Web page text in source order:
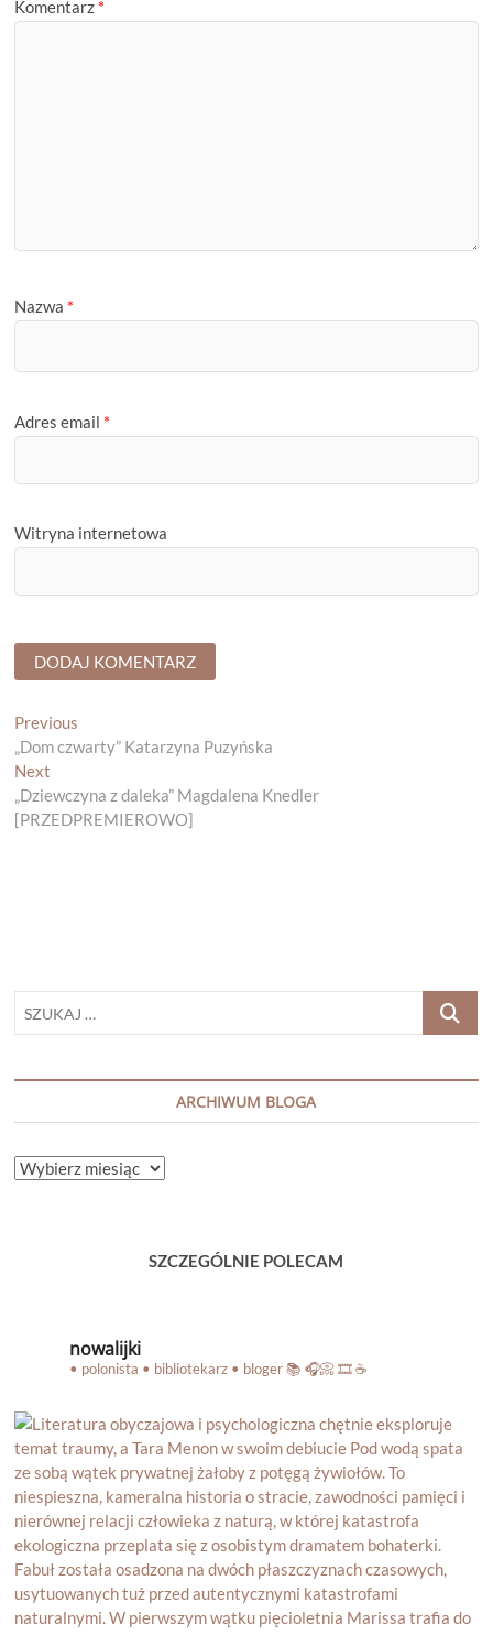
Komentarz *
Nazwa *
Adres email *
Witryna internetowa
Nawigacja
wpisu
Previous
post:
„Dom czwarty” Katarzyna Puzyńska
Next
post:
„Dziewczyna z daleka” Magdalena Knedler
[PRZEDPREMIEROWO]
SZUKAJ
ARCHIWUM BLOGA
ARCHIWUM
SZCZEGÓLNIE POLECAM
nowalijki
• polonista • bibliotekarz • bloger📚 🎧📀 🎞️ ☕️